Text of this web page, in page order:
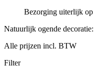
Bezorging uiterlijk op
Natuurlijk ogende
Alle prijzen incl. BTW
Filter